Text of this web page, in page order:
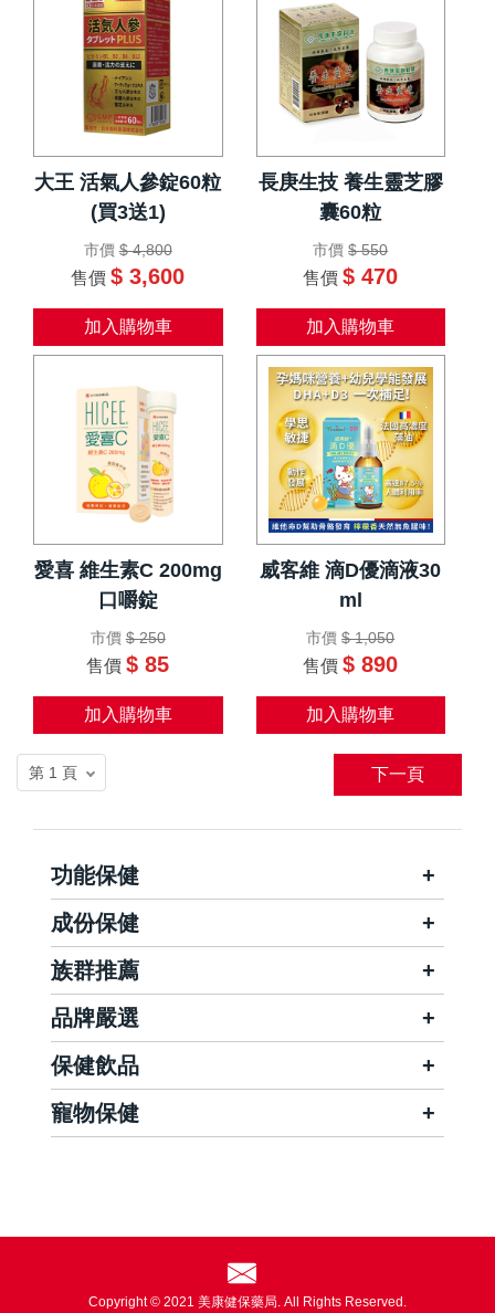
大王 活氣人參錠60粒
(買3送1)
市價 $ 4,800
售價 $ 3,600
加入購物車
長庚生技 養生靈芝膠
囊60粒
市價 $ 550
售價 $ 470
加入購物車
愛喜 維生素C 200mg
口嚼錠
市價 $ 250
售價 $ 85
加入購物車
威客維 滴D優滴液30
ml
市價 $ 1,050
售價 $ 890
加入購物車
下一頁
功能保健
成份保健
族群推薦
品牌嚴選
保健飲品
寵物保健
Copyright © 2021 美康健保藥局. All Rights Reserved.